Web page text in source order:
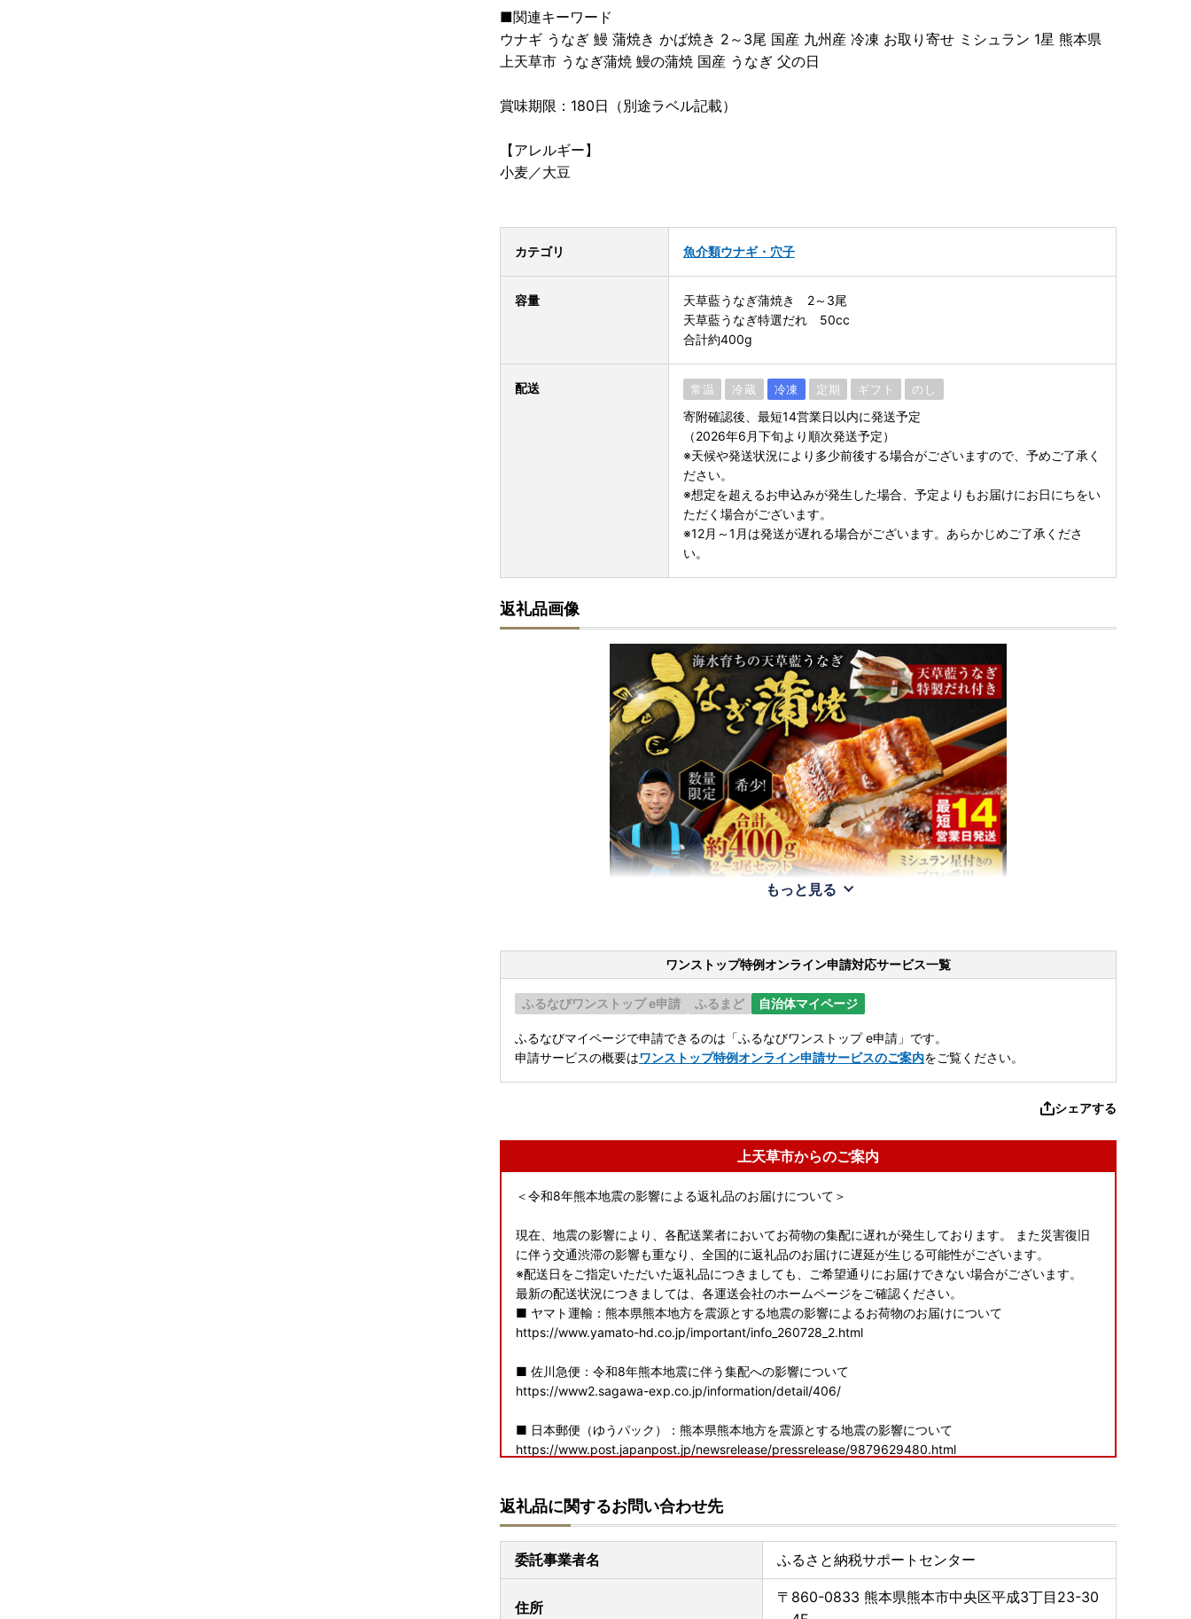
■関連キーワード
ウナギ うなぎ 鰻 蒲焼き かば焼き 2～3尾 国産 九州産 冷凍 お取り寄せ ミシュラン 1星 熊本県
上天草市 うなぎ蒲焼 鰻の蒲焼 国産 うなぎ 父の日
賞味期限：180日（別途ラベル記載）
【アレルギー】
小麦／大豆
カテゴリ 魚介類ウナギ・穴子
容量
天草藍うなぎ蒲焼き 2～3尾
天草藍うなぎ特選だれ 50cc
合計約400g
配送 常温 冷蔵 冷凍 定期 ギフト のし
寄附確認後、最短14営業日以内に発送予定
（2026年6月下旬より順次発送予定）
※天候や発送状況により多少前後する場合がございますので、予めご了承く
ださい。
※想定を超えるお申込みが発生した場合、予定よりもお届けにお日にちをい
ただく場合がございます。
※12月～1月は発送が遅れる場合がございます。あらかじめご了承くださ
い。
返礼品画像
もっと見る
ワンストップ特例オンライン申請対応サービス一覧
ふるなびワンストップ e申請 ふるまど 自治体マイページ
ふるなびマイページで申請できるのは「ふるなびワンストップ e申請」です。
申請サービスの概要はワンストップ特例オンライン申請サービスのご案内をご覧ください。
シェアする
上天草市からのご案内
＜令和8年熊本地震の影響による返礼品のお届けについて＞
現在、地震の影響により、各配送業者においてお荷物の集配に遅れが発生しております。 また災害復旧
に伴う交通渋滞の影響も重なり、全国的に返礼品のお届けに遅延が生じる可能性がございます。
※配送日をご指定いただいた返礼品につきましても、ご希望通りにお届けできない場合がございます。
最新の配送状況につきましては、各運送会社のホームページをご確認ください。
■ ヤマト運輸：熊本県熊本地方を震源とする地震の影響によるお荷物のお届けについて
https://www.yamato-hd.co.jp/important/info_260728_2.html
■ 佐川急便：令和8年熊本地震に伴う集配への影響について
https://www2.sagawa-exp.co.jp/information/detail/406/
■ 日本郵便（ゆうパック）：熊本県熊本地方を震源とする地震の影響について
https://www.post.japanpost.jp/newsrelease/pressrelease/9879629480.html
申し上げます。
返礼品に関するお問い合わせ先
委託事業者名 ふるさと納税サポートセンター
住所
〒860-0833 熊本県熊本市中央区平成3丁目23-30